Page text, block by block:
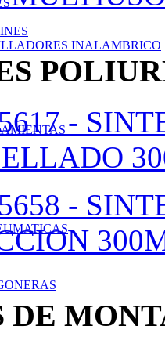
INALAMBRICO
-
-
DE